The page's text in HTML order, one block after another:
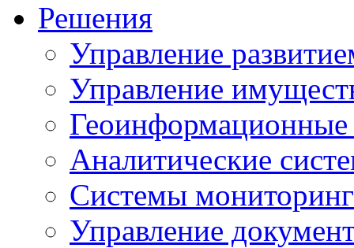
Решения
Управление
Управление
Аналитические
Системы
Управление